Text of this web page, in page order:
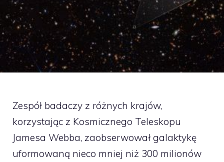
Zespół badaczy z różnych krajów,
korzystając z Kosmicznego Teleskopu
Jamesa Webba, zaobserwował galaktykę
uformowaną nieco mniej niż 300 milionów